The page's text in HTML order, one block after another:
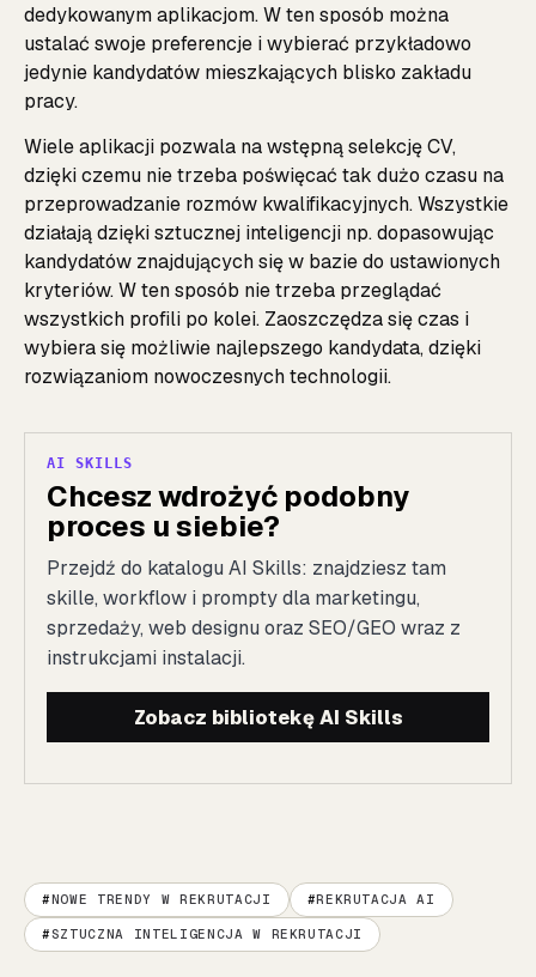
dedykowanym aplikacjom. W ten sposób można
ustalać swoje preferencje i wybierać przykładowo
jedynie kandydatów mieszkających blisko zakładu
pracy.
Wiele aplikacji pozwala na wstępną selekcję CV,
dzięki czemu nie trzeba poświęcać tak dużo czasu na
przeprowadzanie rozmów kwalifikacyjnych. Wszystkie
działają dzięki sztucznej inteligencji np. dopasowując
kandydatów znajdujących się w bazie do ustawionych
kryteriów. W ten sposób nie trzeba przeglądać
wszystkich profili po kolei. Zaoszczędza się czas i
wybiera się możliwie najlepszego kandydata, dzięki
rozwiązaniom nowoczesnych technologii.
AI SKILLS
Chcesz wdrożyć podobny
proces u siebie?
Przejdź do katalogu AI Skills: znajdziesz tam
skille, workflow i prompty dla marketingu,
sprzedaży, web designu oraz SEO/GEO wraz z
instrukcjami instalacji.
Zobacz bibliotekę AI Skills
NOWE TRENDY W REKRUTACJI REKRUTACJA AI
SZTUCZNA INTELIGENCJA W REKRUTACJI